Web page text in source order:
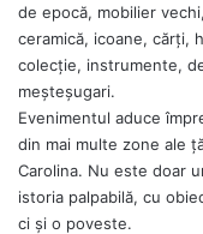
de epocă, mobilier
ceramică, icoane, cărți,
colecție, instrumente,
meșteșugari.
Evenimentul aduce
din mai multe zone ale
Carolina. Nu este doar
istoria palpabilă, cu
ci și o poveste.